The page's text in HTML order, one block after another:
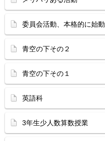
委員会活動、本格的に始動
青空の下その２
青空の下その１
英語科
3年生少人数算数授業